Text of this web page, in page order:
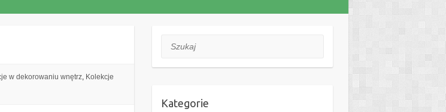
w dekorowaniu wnętrz, Kolekcje
Szukaj
Kategorie